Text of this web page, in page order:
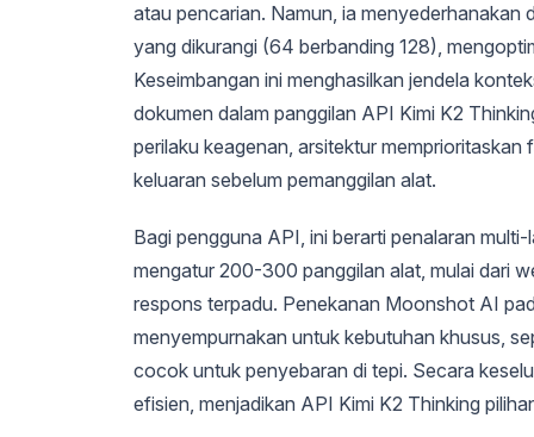
atau pencarian. Namun, ia
yang dikurangi (64 berbanding 128),
Keseimbangan ini menghasilkan jendela
dokumen dalam panggilan API Kimi K2
perilaku keagenan, arsitektur
keluaran sebelum pemanggilan alat.
Bagi pengguna API, ini berarti penalaran
mengatur 200-300 panggilan alat, mulai dari
respons terpadu. Penekanan Moonshot AI
menyempurnakan untuk kebutuhan khusus,
cocok untuk penyebaran di tepi. Secara
efisien, menjadikan API Kimi K2 Thinking